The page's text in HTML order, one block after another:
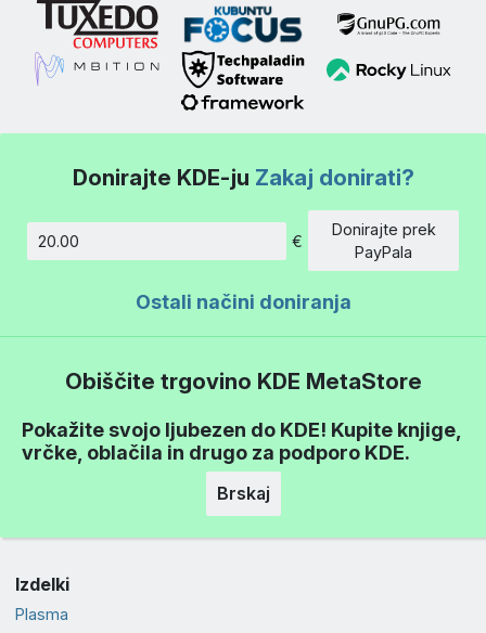
Donirajte KDE-ju Zakaj donirati?
Znesek
€
Donirajte prek
PayPala
Ostali načini doniranja
Obiščite trgovino KDE MetaStore
Pokažite svojo ljubezen do KDE! Kupite knjige,
vrčke, oblačila in drugo za podporo KDE.
Brskaj
Izdelki
Plasma